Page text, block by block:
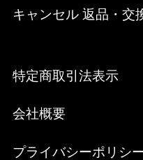
キャンセル 返品・交
特定商取引法表示
会社概要
プライバシーポリシ